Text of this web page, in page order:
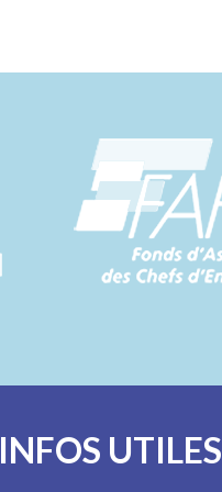
INFOS UTILES